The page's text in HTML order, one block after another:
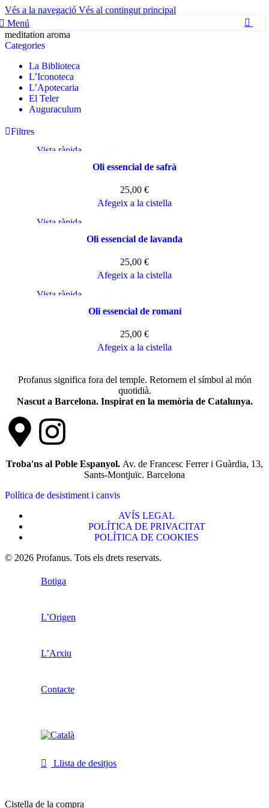
Vés a la navegació Vés al contingut principal
Menú
meditation aroma
Categories
La Biblioteca
L’Iconoteca
L’Apotecaria
El Teler
Auguraculum
Filtres
Vista ràpida
Afegeix a la llista de desitjosOli essencial de safrà
25,00 €
Afegeix a la cistella
Vista ràpida
Afegeix a la llista de desitjosOli essencial de lavanda
25,00 €
Afegeix a la cistella
Vista ràpida
Afegeix a la llista de desitjosOli essencial de romaní
25,00 €
Afegeix a la cistella
Profanus significa fora del temple. Retornem el símbol al món
quotidià.
Nascut a Barcelona. Inspirat en la memòria de Catalunya.
Troba'ns al Poble Espanyol. Av. de Francesc Ferrer i Guàrdia, 13,
Sants-Montjuïc. Barcelona
Política de desistiment i canvis
AVÍS LEGAL
POLÍTICA DE PRIVACITAT
POLÍTICA DE COOKIES
© 2026 Profanus. Tots els drets reservats.
Botiga
L’Origen
L’Arxiu
Contacte
Llista de desitjos
Cistella de la compra